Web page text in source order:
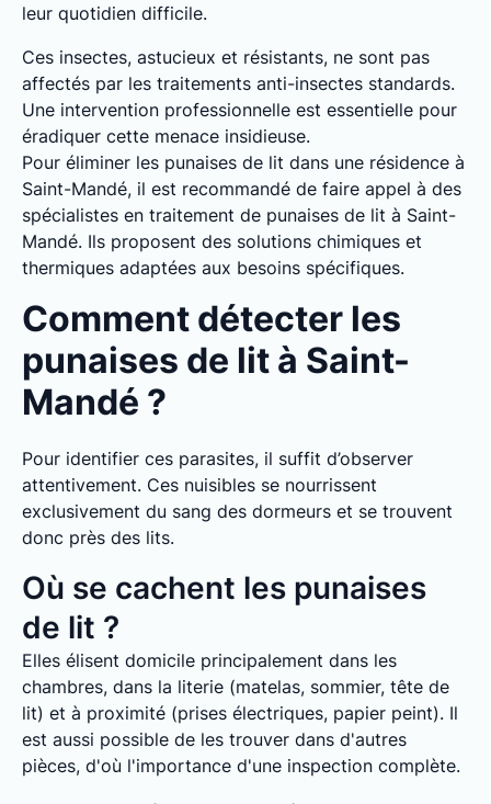
leur quotidien difficile.
Ces insectes, astucieux et résistants, ne sont pas
affectés par les traitements anti-insectes standards.
Une intervention professionnelle est essentielle pour
éradiquer cette menace insidieuse.
Pour éliminer les punaises de lit dans une résidence à
Saint-Mandé, il est recommandé de faire appel à des
spécialistes en traitement de punaises de lit à Saint-
Mandé. Ils proposent des solutions chimiques et
thermiques adaptées aux besoins spécifiques.
Comment détecter les
punaises de lit à Saint-
Mandé ?
Pour identifier ces parasites, il suffit d’observer
attentivement. Ces nuisibles se nourrissent
exclusivement du sang des dormeurs et se trouvent
donc près des lits.
Où se cachent les punaises
de lit ?
Elles élisent domicile principalement dans les
chambres, dans la literie (matelas, sommier, tête de
lit) et à proximité (prises électriques, papier peint). Il
est aussi possible de les trouver dans d'autres
pièces, d'où l'importance d'une inspection complète.